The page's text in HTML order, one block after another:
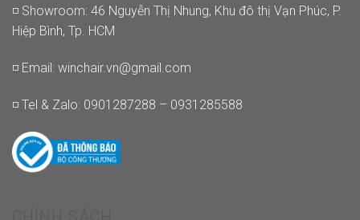
◽ Showroom: 46 Nguyễn Thị Nhung, Khu đô thị Vạn Phúc, P.
Hiệp Bình, Tp. HCM
◽ Email: winchair.vn@gmail.com
◽ Tel & Zalo: 0901287288 – 0931285588